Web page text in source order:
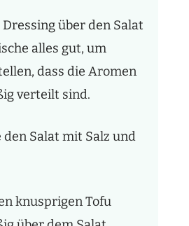
Dressing über den Salat
alles gut, um
dass die Aromen
verteilt sind.
den Salat mit Salz und
knusprigen Tofu